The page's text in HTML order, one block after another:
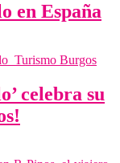
en España
celebra su